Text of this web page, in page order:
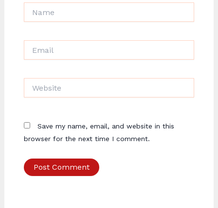
Save my name, email, and website in this
browser for the next time I comment.